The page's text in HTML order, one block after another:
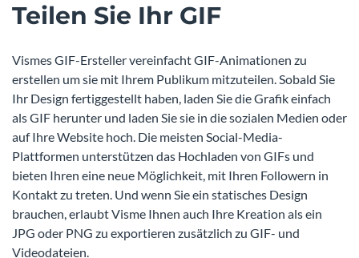
Teilen Sie Ihr GIF
Vismes GIF-Ersteller vereinfacht GIF-Animationen zu
erstellen um sie mit Ihrem Publikum mitzuteilen. Sobald Sie
Ihr Design fertiggestellt haben, laden Sie die Grafik einfach
als GIF herunter und laden Sie sie in die sozialen Medien oder
auf Ihre Website hoch. Die meisten Social-Media-
Plattformen unterstützen das Hochladen von GIFs und
bieten Ihren eine neue Möglichkeit, mit Ihren Followern in
Kontakt zu treten. Und wenn Sie ein statisches Design
brauchen, erlaubt Visme Ihnen auch Ihre Kreation als ein
JPG oder PNG zu exportieren zusätzlich zu GIF- und
Videodateien.